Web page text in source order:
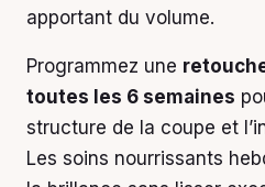
apportant du volume.
Programmez une
toutes les 6 semaines
structure de la coupe et
Les soins nourrissants